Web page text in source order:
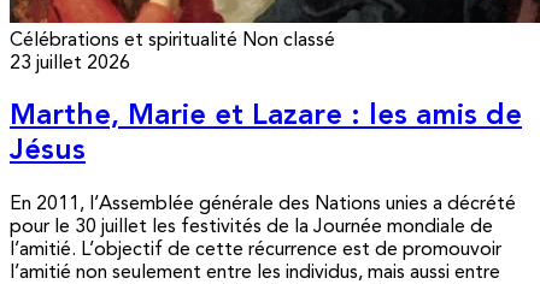
Célébrations et spiritualité Non classé
23 juillet 2026
Marthe, Marie et Lazare : les amis de
Jésus
En 2011, l’Assemblée générale des Nations unies a décrété
pour le 30 juillet les festivités de la Journée mondiale de
l’amitié. L’objectif de cette récurrence est de promouvoir
l’amitié non seulement entre les individus, mais aussi entre